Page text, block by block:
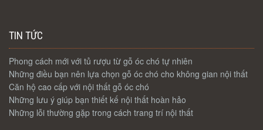
TIN TỨC
Phong cách mới với tủ rượu từ gỗ óc chó tự nhiên
Những điều bạn nên lựa chọn gỗ óc chó cho không gian nội thất
Căn hộ cao cấp với nội thất gỗ óc chó
Những lưu ý giúp bạn thiết kế nội thất hoàn hảo
Những lỗi thường gặp trong cách trang trí nội thất